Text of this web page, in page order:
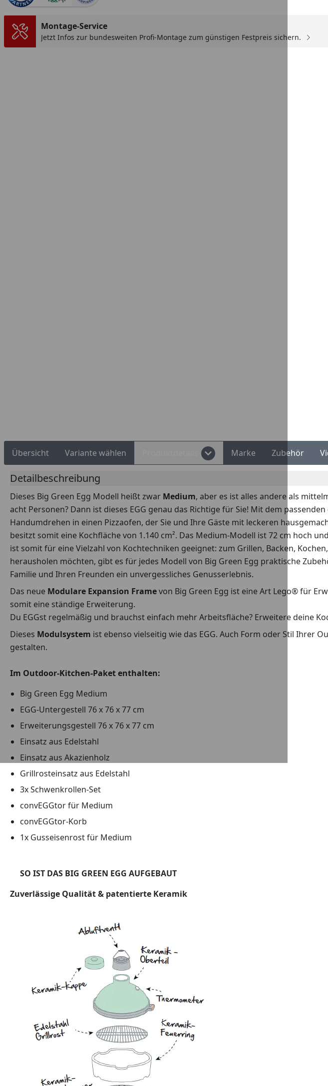
Montage-Service
Jetzt Infos zur bundesweiten Profi-Montage zum günstigen Festpreis sichern.
Übersicht Variante wählen Marke Zubehör
Detailbeschreibung
Dieses Big Green Egg Modell heißt zwar Medium, aber es ist alles andere als
acht Personen? Dann ist dieses EGG genau das Richtige für Sie! Mit dem
Handumdrehen in einen Pizzaofen, der Sie und Ihre Gäste mit leckeren
besitzt somit eine Kochfläche von 1.140 cm². Das Medium-Modell ist 72 cm hoch
ist somit für eine Vielzahl von Kochtechniken geeignet: zum Grillen, Backen,
herausholen möchten, gibt es für jedes Modell von Big Green Egg praktische
Familie und Ihren Freunden ein unvergessliches Genusserlebnis.
Das neue Modulare Expansion Framevon Big Green Egg ist eine Art Lego® für
somit eine ständige Erweiterung.
Du EGGst regelmäßig und brauchst einfach mehr Arbeitsfläche? Erweitere deine
Dieses Modulsystem ist ebenso vielseitig wie das EGG. Auch Form oder Stil Ihrer
gestalten.
Im Outdoor-Kitchen-Paket enthalten:
Big Green Egg Medium
EGG-Untergestell 76 x 76 x 77 cm
Erweiterungsgestell 76 x 76 x 77 cm
Einsatz aus Edelstahl
Einsatz aus Akazienholz
Grillrosteinsatz aus Edelstahl
3x Schwenkrollen-Set
convEGGtor für Medium
convEGGtor-Korb
1x Gusseisenrost für Medium
SO IST DAS BIG GREEN EGG AUFGEBAUT
Zuverlässige Qualität & patentierte Keramik